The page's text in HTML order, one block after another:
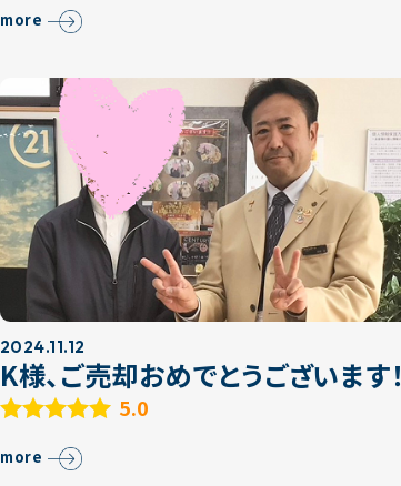
more
2024.11.12
K様、ご売却おめでとうございます！
5.0
more